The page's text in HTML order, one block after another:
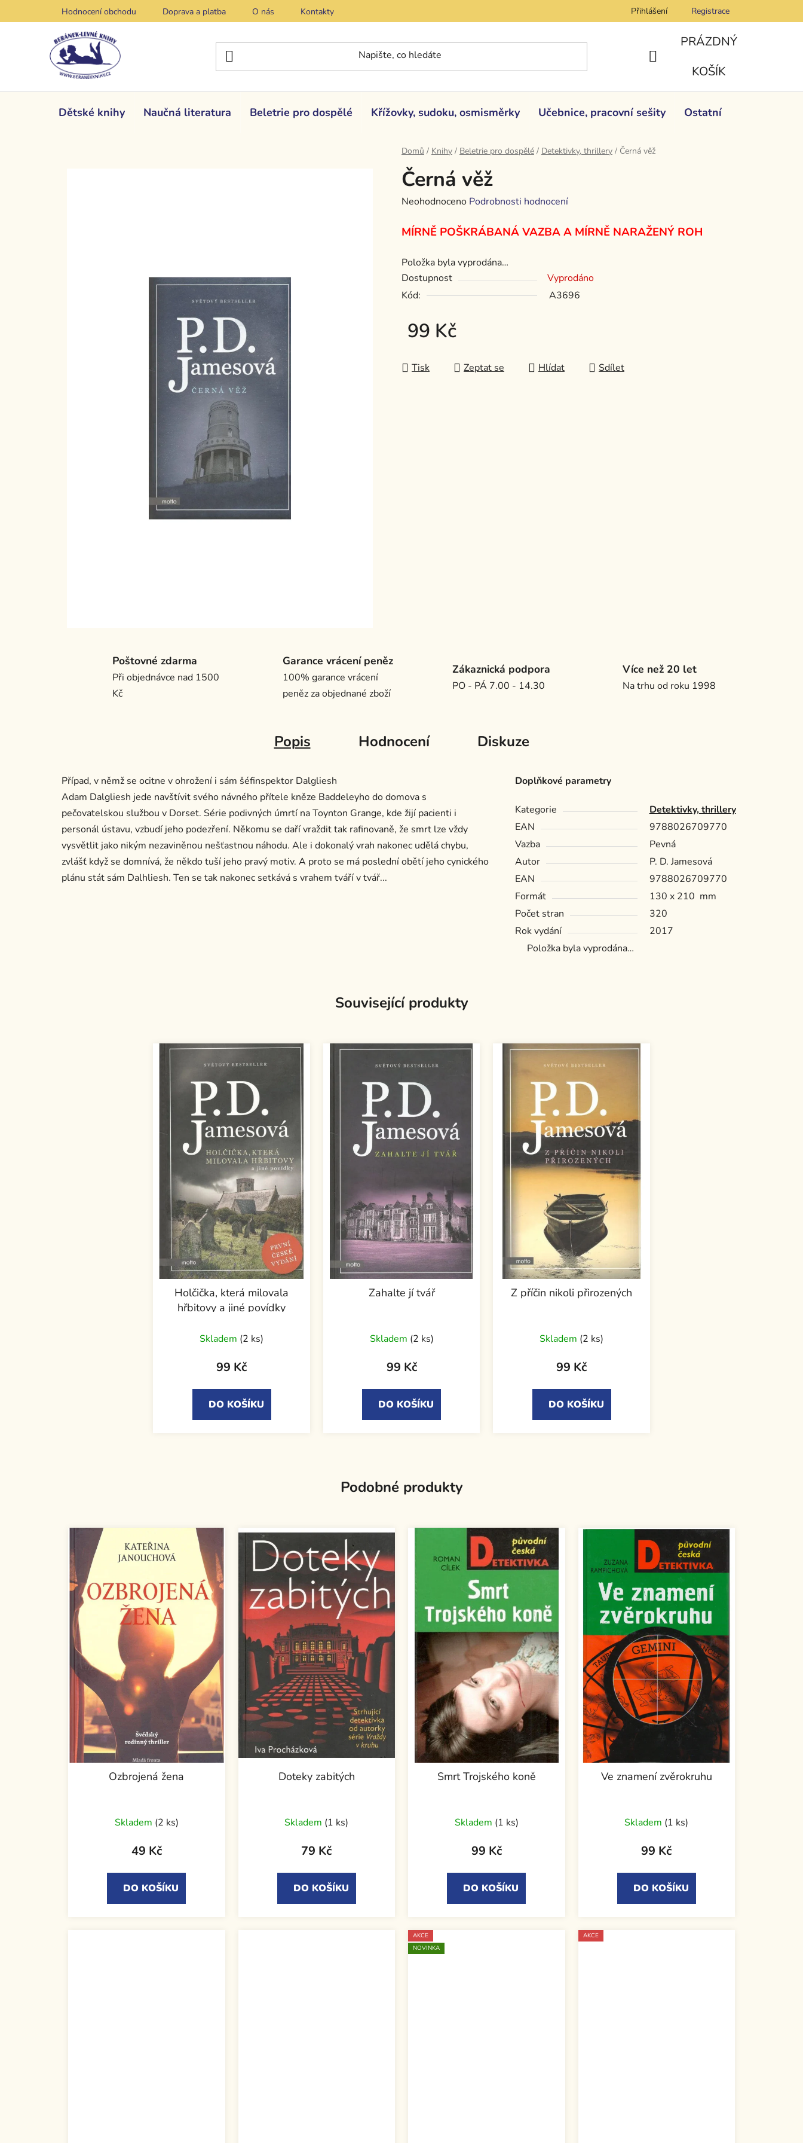
na
Hodnocení obchodu Doprava a platba O nás Kontakty Přihlášení Registrace
NÁKUPNÍ
PRÁZDNÝ
KOŠÍK
Dětské knihy Naučná literatura Beletrie pro dospělé Křížovky, sudoku, osmisměrky Učebnice, pracovní sešity Ostatní
Domů / Knihy / Beletrie pro dospělé / Detektivky, thrillery / Černá věž
Černá věž
Průměrné
produktu
0,0
z
5
Neohodnoceno Podrobnosti hodnocení
MÍRNĚ POŠKRÁBANÁ VAZBA A MÍRNĚ NARAŽENÝ ROH
Položka byla vyprodána…
Dostupnost
Vyprodáno
Kód:
A3696
99 Kč
Tisk
Zeptat se Hlídat Sdílet
Poštovné zdarma
Při objednávce nad 1500
Kč
Garance vrácení peněz
100% garance vrácení
peněz za objednané zboží
Zákaznická podpora
PO - PÁ 7.00 - 14.30
Více než 20 let
Na trhu od roku 1998
Popis Hodnocení Diskuze
Případ, v němž se ocitne v ohrožení i sám šéfinspektor Dalgliesh
Adam Dalgliesh jede navštívit svého návného přítele kněze Baddeleyho do domova s
pečovatelskou službou v Dorset. Série podivných úmrtí na Toynton Grange, kde žijí pacienti i
personál ústavu, vzbudí jeho podezření. Někomu se daří vraždit tak rafinovaně, že smrt lze vždy
vysvětlit jako nikým nezaviněnou nešťastnou náhodu. Ale i dokonalý vrah nakonec udělá chybu,
zvlášť když se domnívá, že někdo tuší jeho pravý motiv. A proto se má poslední obětí jeho cynického
plánu stát sám Dalhliesh. Ten se tak nakonec setkává s vrahem tváří v tvář...
Doplňkové parametry
Kategorie
Detektivky, thrillery
EAN
9788026709770
Vazba
Pevná
Autor
P. D. Jamesová
EAN
9788026709770
Formát
130 x 210 mm
Počet stran
320
Rok vydání
2017
Položka byla vyprodána…
Související produkty
Holčička, která milovala
hřbitovy a jiné povídky
Skladem (2 ks)
99 Kč
DO KOŠÍKU
Zahalte jí tvář
Skladem (2 ks)
99 Kč
DO KOŠÍKU
Z příčin nikoli přirozených
Skladem (2 ks)
99 Kč
DO KOŠÍKU
Podobné produkty
Ozbrojená žena
Skladem (2 ks)
49 Kč
DO KOŠÍKU
Doteky zabitých
Skladem (1 ks)
79 Kč
DO KOŠÍKU
Smrt Trojského koně
Skladem (1 ks)
99 Kč
DO KOŠÍKU
Ve znamení zvěrokruhu
Skladem (1 ks)
99 Kč
DO KOŠÍKU
AKCE
NOVINKA
AKCE